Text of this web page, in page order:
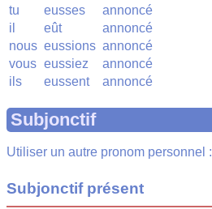
tu
eusses
annoncé
il
eût
annoncé
nous eussions annoncé
vous eussiez
annoncé
ils
eussent annoncé
Subjonctif
Utiliser un autre pronom personnel :
Subjonctif présent